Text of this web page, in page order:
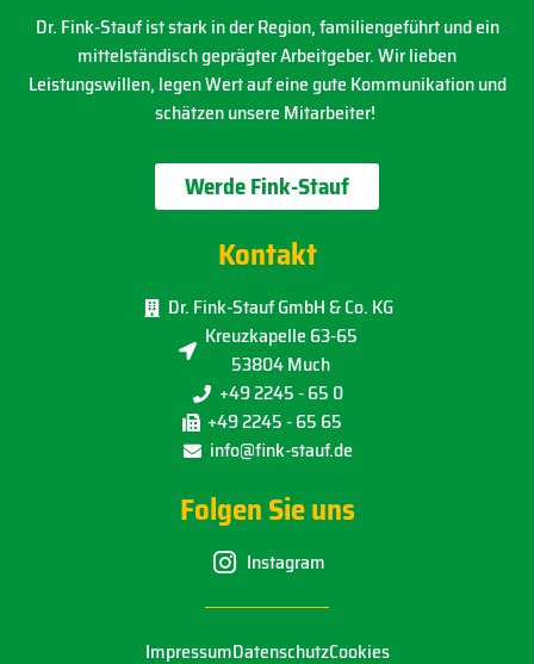
Dr. Fink-Stauf ist stark in der Region, familiengeführt und ein
mittelständisch geprägter Arbeitgeber. Wir lieben
Leistungswillen, legen Wert auf eine gute Kommunikation und
schätzen unsere Mitarbeiter!
Werde Fink-Stauf
Kontakt
Dr. Fink-Stauf GmbH & Co. KG
Kreuzkapelle 63-65
53804 Much
+49 2245 - 65 0
+49 2245 - 65 65
info@fink-stauf.de
Folgen Sie uns
Instagram
ImpressumDatenschutzCookies